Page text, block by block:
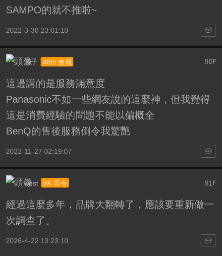
SAMPO的就不推啦~
2022-3-30 23:01:10
90F
浩子 480i 會員
這邊講的是服務滿意度
Panasonic不如一些網友說的這麼神，但我覺得
這是消費經驗的問題不能以偏概全
BenQ的售後服務倒令我驚艷
2022-11-27 02:19:07
91 F
west 8K 司令
經過這麼多年，品牌大翻轉了，應該要重新做一
次調查了。
2026-4-22 13:23:10